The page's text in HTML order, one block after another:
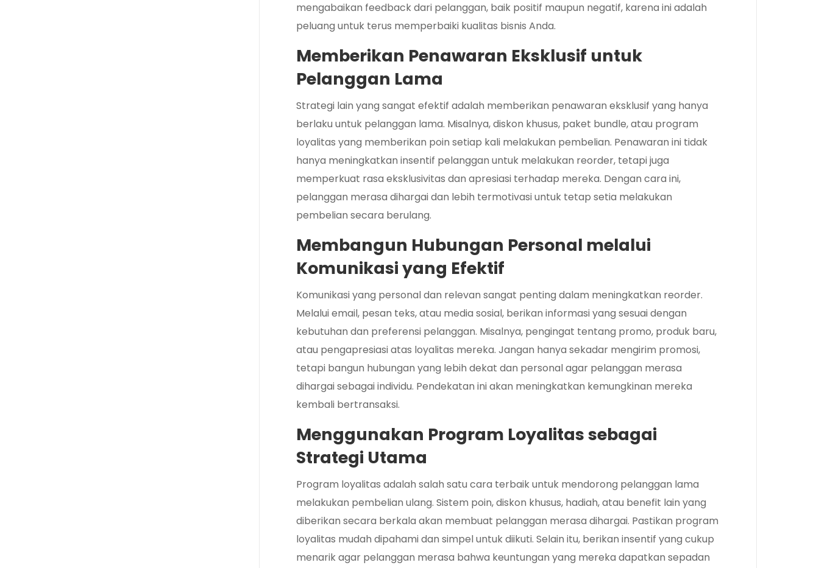
mengabaikan feedback dari pelanggan, baik positif maupun negatif, karena ini adalah
peluang untuk terus memperbaiki kualitas bisnis Anda.
Memberikan Penawaran Eksklusif untuk
Pelanggan Lama
Strategi lain yang sangat efektif adalah memberikan penawaran eksklusif yang hanya
berlaku untuk pelanggan lama. Misalnya, diskon khusus, paket bundle, atau program
loyalitas yang memberikan poin setiap kali melakukan pembelian. Penawaran ini tidak
hanya meningkatkan insentif pelanggan untuk melakukan reorder, tetapi juga
memperkuat rasa eksklusivitas dan apresiasi terhadap mereka. Dengan cara ini,
pelanggan merasa dihargai dan lebih termotivasi untuk tetap setia melakukan
pembelian secara berulang.
Membangun Hubungan Personal melalui
Komunikasi yang Efektif
Komunikasi yang personal dan relevan sangat penting dalam meningkatkan reorder.
Melalui email, pesan teks, atau media sosial, berikan informasi yang sesuai dengan
kebutuhan dan preferensi pelanggan. Misalnya, pengingat tentang promo, produk baru,
atau pengapresiasi atas loyalitas mereka. Jangan hanya sekadar mengirim promosi,
tetapi bangun hubungan yang lebih dekat dan personal agar pelanggan merasa
dihargai sebagai individu. Pendekatan ini akan meningkatkan kemungkinan mereka
kembali bertransaksi.
Menggunakan Program Loyalitas sebagai
Strategi Utama
Program loyalitas adalah salah satu cara terbaik untuk mendorong pelanggan lama
melakukan pembelian ulang. Sistem poin, diskon khusus, hadiah, atau benefit lain yang
diberikan secara berkala akan membuat pelanggan merasa dihargai. Pastikan program
loyalitas mudah dipahami dan simpel untuk diikuti. Selain itu, berikan insentif yang cukup
menarik agar pelanggan merasa bahwa keuntungan yang mereka dapatkan sepadan